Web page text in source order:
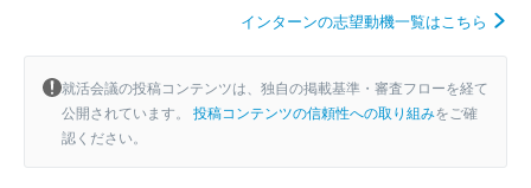
インターンの志望動機一覧はこちら
就活会議の投稿コンテンツは、独自の掲載基準・審査フローを経て
公開されています。 投稿コンテンツの信頼性への取り組みをご確
認ください。